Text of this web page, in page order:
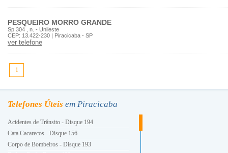
PESQUEIRO MORRO GRANDE
Sp 304 , n. - Unileste
CEP: 13.422-230 | Piracicaba - SP
ver telefone
1
Telefones Úteis em Piracicaba
Acidentes de Trânsito - Disque 194
Cata Cacarecos - Disque 156
Corpo de Bombeiros - Disque 193